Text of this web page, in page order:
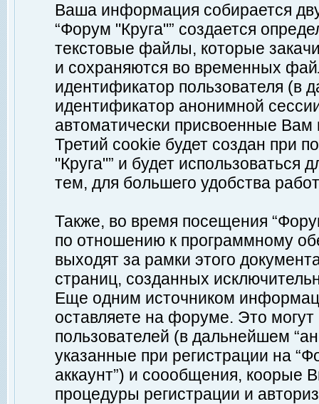
Ваша информация собирается
“Форум "Круга"” создается
текстовые файлы, которые
и сохраняются во временных
идентификатор пользователя (в
идентификатор анонимной
автоматически присвоенные
Третий cookie будет создан при
"Круга"” и будет
тем, для большего удобства
Также, во время посещения
по отношению к программному
выходят за рамки этого
страниц, созданных
Еще одним источником
оставляете на форуме. Это
пользователей (в дальнейшем
указанные при регистрации на
аккаунт”) и соообщения, коорые
процедуры регистрации и